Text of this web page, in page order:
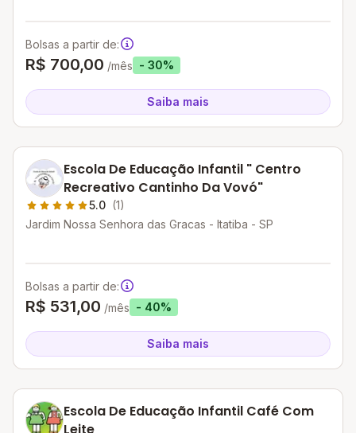
Bolsas a partir de:
R$ 700,00 /mês - 30%
Saiba mais
Escola De Educação Infantil " Centro
Recreativo Cantinho Da Vovó"
5.0 (1)
Jardim Nossa Senhora das Gracas - Itatiba - SP
Bolsas a partir de:
R$ 531,00 /mês - 40%
Saiba mais
Escola De Educação Infantil Café Com